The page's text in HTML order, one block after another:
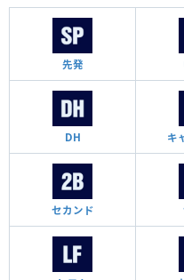
先発
DH キ
セカンド